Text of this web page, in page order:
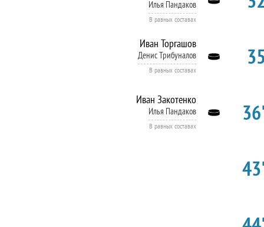
Илья Пандаков
В равных составах
Иван Торгашов
Денис Трибуналов
В равных составах
Иван Закотенко
Илья Пандаков
В равных составах